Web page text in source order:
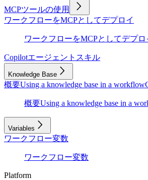
MCPツールの使用
ワークフローをMCPとしてデプロイ
ワークフローをMCPとしてデプロ
Copilotエージェントスキル
Knowledge Base
概要Using a knowledge base in a workflow
概要Using a knowledge base in a
Variables
ワークフロー変数
ワークフロー変数
Platform